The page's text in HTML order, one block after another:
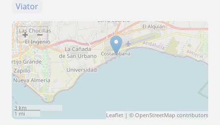
Viator
+ −
3 km
1 mi
Leaflet | © OpenStreetMap contributors